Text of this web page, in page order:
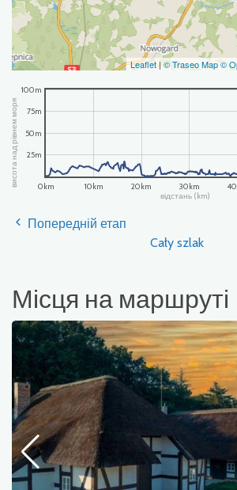
Leaflet| © Traseo Map©
відстань (km)
висота над рівнем моря 0km 10km 20km 30km
25m
50m
75m
100m
Попередній етап
Cały szlak
Місця на маршруті